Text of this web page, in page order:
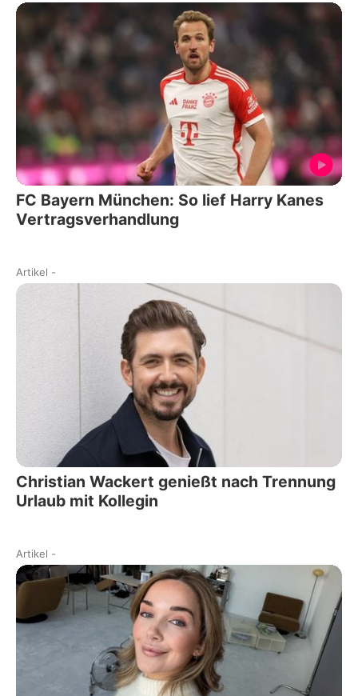
FC Bayern München: So lief Harry Kanes
Vertragsverhandlung
Artikel -
Christian Wackert genießt nach Trennung
Urlaub mit Kollegin
Artikel -